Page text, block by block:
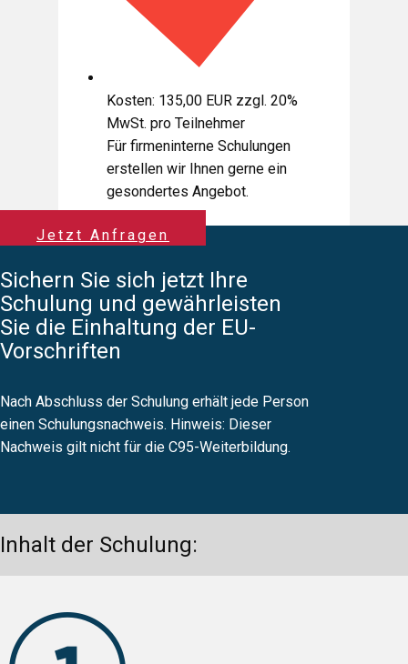
Kosten: 135,00 EUR zzgl. 20%
MwSt. pro Teilnehmer
Für firmeninterne Schulungen
erstellen wir Ihnen gerne ein
gesondertes Angebot.
Jetzt Anfragen
Sichern Sie sich jetzt Ihre
Schulung und gewährleisten
Sie die Einhaltung der EU-
Vorschriften
Nach Abschluss der Schulung erhält jede Person
einen Schulungsnachweis. Hinweis: Dieser
Nachweis gilt nicht für die C95-Weiterbildung.
Inhalt der Schulung: